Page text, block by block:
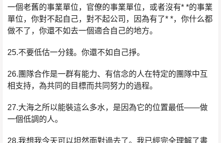
一個老舊的事業單位，官僚的事業單位，或者沒有* *的事業
單位，你對不起自己，對不起公司，因為有了* *，你什么都
做不了，你還不如去一個適合自己的地方。
25.不要低估一分錢。你還不如自己掙。
26.團隊合作是一群有能力、有信念的人在特定的團隊中互
相支持，為共同的目標而共同努力的過程。
27.大海之所以能裝這么多水，是因為它的位置最低——做
一個低調的人。
28.我想我今天可以坦然面對過去了。我已經完全理解了書